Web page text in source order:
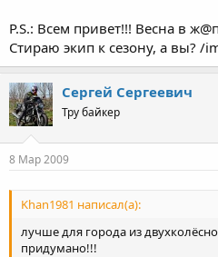
P.S.: Всем привет!!! Весна в
Стираю экип к сезону, а вы? /
Сергей Сергеевич
Тру байкер
8 Мар 2009
Khan1981 написал(а):
лучше для города из
придумано!!!